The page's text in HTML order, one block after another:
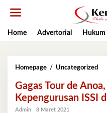
Home
Advertorial
Homepage / Uncategorized
de
Gagas Tour de
Kepengurusan ISSI
Admin
8 Maret 2021